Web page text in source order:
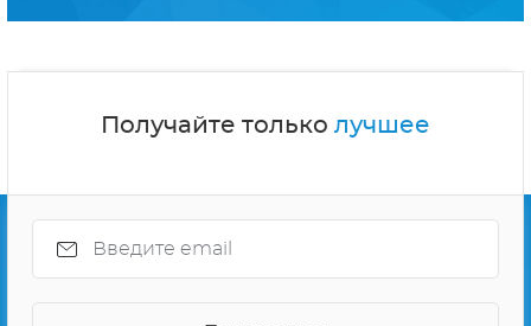
Получайте только лучшее